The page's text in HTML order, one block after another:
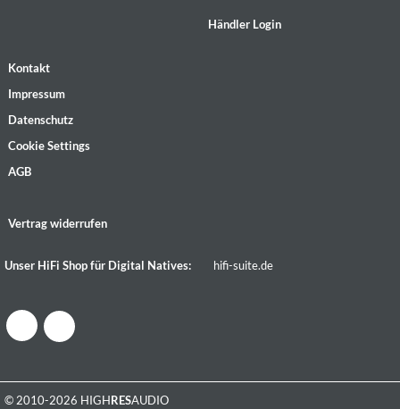
Händler Login
Kontakt
Impressum
Datenschutz
Cookie Settings
AGB
Vertrag widerrufen
Unser HiFi Shop für Digital Natives: hifi-suite.de
© 2010-2026 HIGHRESAUDIO